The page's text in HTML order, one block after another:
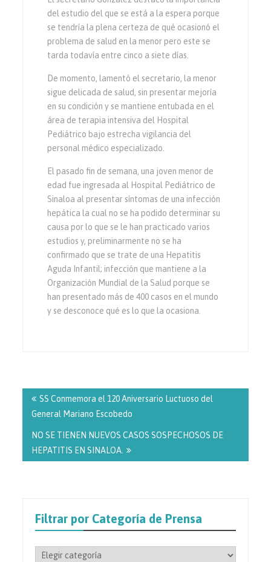
del estudio del que se está a la espera porque
se tendría la plena certeza de qué ocasionó el
problema de salud en la menor pero este se
tarda todavía entre cinco a siete días.
De momento, lamentó el secretario, la menor
sigue delicada de salud, sin presentar mejoría
en su condición y se mantiene entubada en el
área de terapia intensiva del Hospital
Pediátrico bajo estrecha vigilancia del
personal médico especializado.
El pasado fin de semana, una joven menor de
edad fue ingresada al Hospital Pediátrico de
Sinaloa al presentar síntomas de una infección
hepática la cual no se ha podido determinar su
causa por lo que se le han practicado varios
estudios y, preliminarmente no se ha
confirmado que se trate de una Hepatitis
Aguda Infantil; infección que mantiene a la
Organización Mundial de la Salud porque se
han presentado más de 400 casos en el mundo
y se desconoce qué es lo que la ocasiona.
de
entradas
SS Conmemora el 120 Aniversario Luctuoso del
General Mariano Escobedo
NO SE TIENEN NUEVOS CASOS SOSPECHOSOS DE
HEPATITIS EN SINALOA.
Filtrar por Categoría de Prensa
Filtrar